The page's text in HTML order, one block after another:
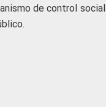
de control social